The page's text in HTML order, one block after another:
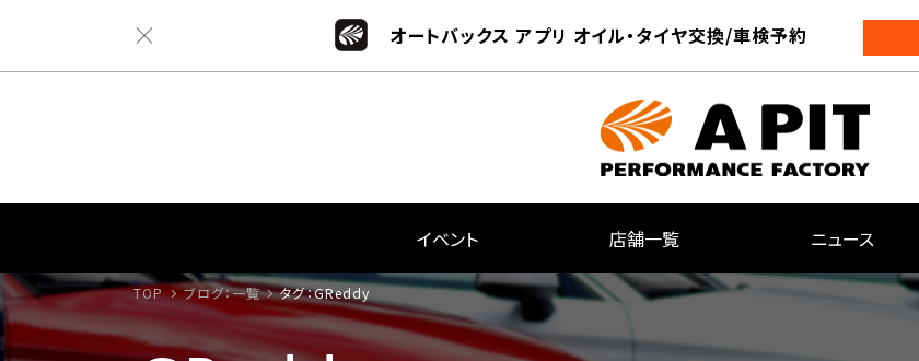
オートバックス アプリ オイル・タイヤ交換/車検予約
イベント 店舗一覧 ニュース
TOP ブログ：一覧 タグ：GReddy